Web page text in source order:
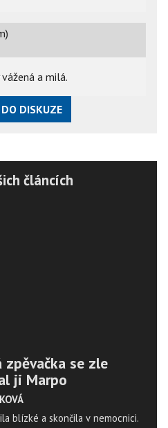
a milá.
DISKUZE
článcích
zpěvačka se zle
ji Marpo
blízké a skončila v nemocnici.